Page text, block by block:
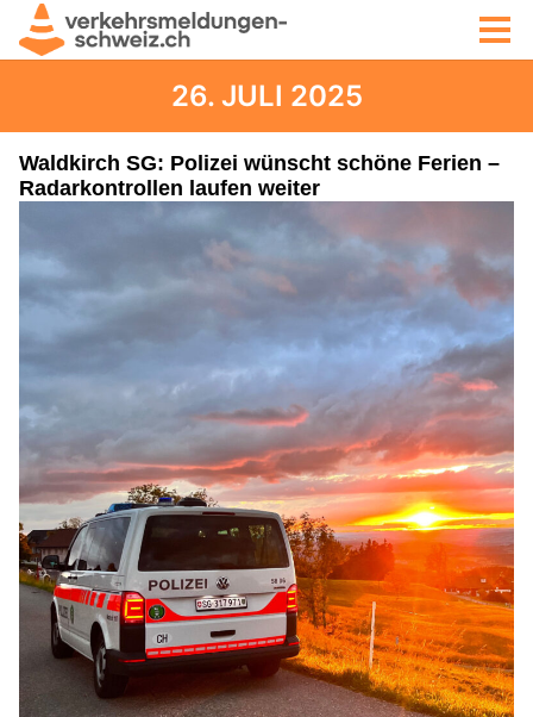
26. JULI 2025
Waldkirch SG: Polizei wünscht schöne Ferien –
Radarkontrollen laufen weiter